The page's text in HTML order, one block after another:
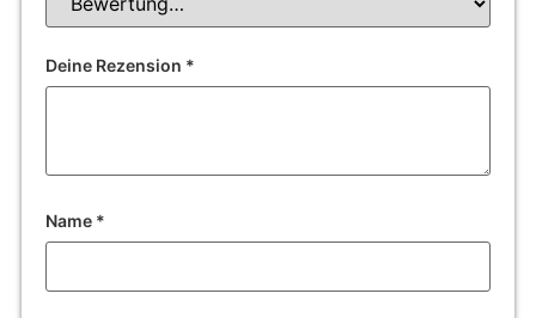
Deine Rezension *
Name *